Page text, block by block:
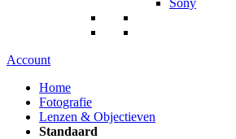
Sony
Account
Home
Fotografie
Lenzen & Objectieven
Standaard